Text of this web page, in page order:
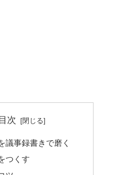
目次
議事録書きで磨く
つくす